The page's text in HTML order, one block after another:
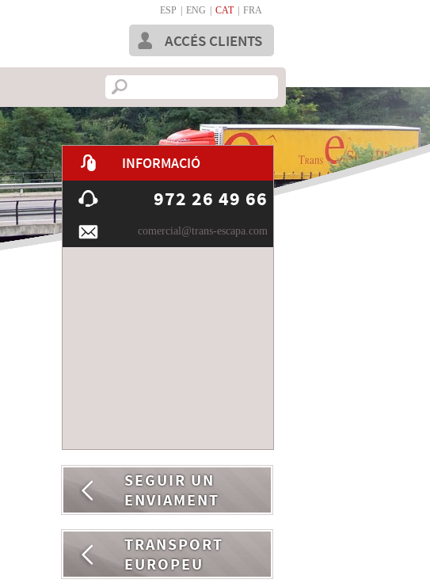
ESP ENG CAT FRA
ACCÉS CLIENTS
INFORMACIÓ
972 26 49 66
comercial@trans-escapa.com
SEGUIR UN
ENVIAMENT
TRANSPORT
EUROPEU